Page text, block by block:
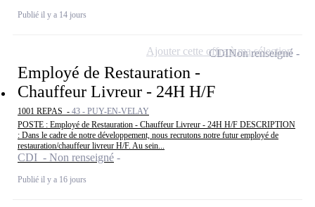
Publié il y a 14 jours
Employé de Restauration -
Chauffeur Livreur - 24H H/F
1001 REPAS - 43 - PUY-EN-VELAY
POSTE : Employé de Restauration - Chauffeur Livreur - 24H H/F DESCRIPTION
: Dans le cadre de notre développement, nous recrutons notre futur employé de
restauration/chauffeur livreur H/F. Au sein...
CDI - Non renseigné
Publié il y a 16 jours
CDINon renseigné
Ajouter cette offre à ma sélection